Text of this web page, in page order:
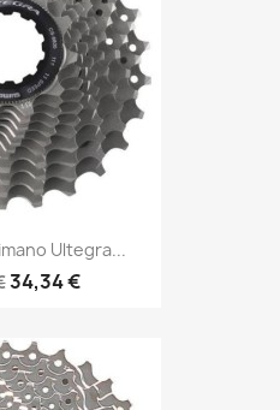
Ultegra...
34,34 €